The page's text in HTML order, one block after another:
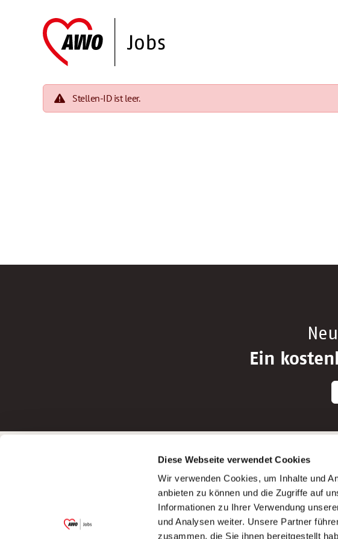
Diese Webseite verwendet Cookies
Wir verwenden Cookies, um Inhalte und
anbieten zu können und die Zugriffe auf
Informationen zu Ihrer Verwendung
und Analysen weiter. Unsere Partner
zusammen, die Sie ihnen bereitgestellt
Stellen-ID ist leer.
Ein
Garitz Bewirtschaftungsbetriebe GmbH
(Ein Tochterunternehmen des AWO
Bezirksverbandes Unterfranken e.V.)
Bewerbungstipps
Bewerbung als Altenpfleger*in
Bewerbung als
Bewerbung als
Bewerbung als Erzieher*in